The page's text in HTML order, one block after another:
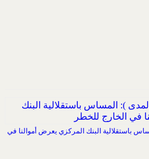
باستقلالية البنك المركزي يعرض أموالنا في